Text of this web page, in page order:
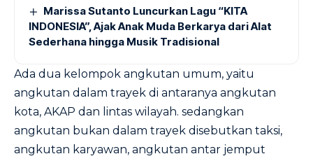
Marissa Sutanto Luncurkan Lagu “KITA
INDONESIA”, Ajak Anak Muda Berkarya dari Alat
Sederhana hingga Musik Tradisional
Ada dua kelompok angkutan umum, yaitu
angkutan dalam trayek di antaranya angkutan
kota, AKAP dan lintas wilayah. sedangkan
angkutan bukan dalam trayek disebutkan taksi,
angkutan karyawan, angkutan antar jemput